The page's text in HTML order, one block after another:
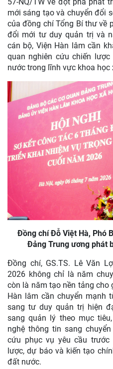
57-NQ/TW về đột phá phát
mới sáng tạo và chuyển đổi
của đồng chí Tổng Bí thư về
đổi mới tư duy quản trị và
cán bộ, Viện Hàn lâm cần
quan nghiên cứu chiến
nước trong lĩnh vực khoa học
Đồng chí Đỗ Việt Hà, Phó
Đảng Trung ương phát
Đồng chí, GS.TS. Lê Văn
2026 không chỉ là năm
còn là năm tạo nền tảng cho
Hàn lâm cần chuyển mạnh
sang tư duy quản trị hiện
sang quản lý theo mục
nghệ thông tin sang
cứu phục vụ yêu cầu trước
lược, dự báo và kiến tạo
đất nước.